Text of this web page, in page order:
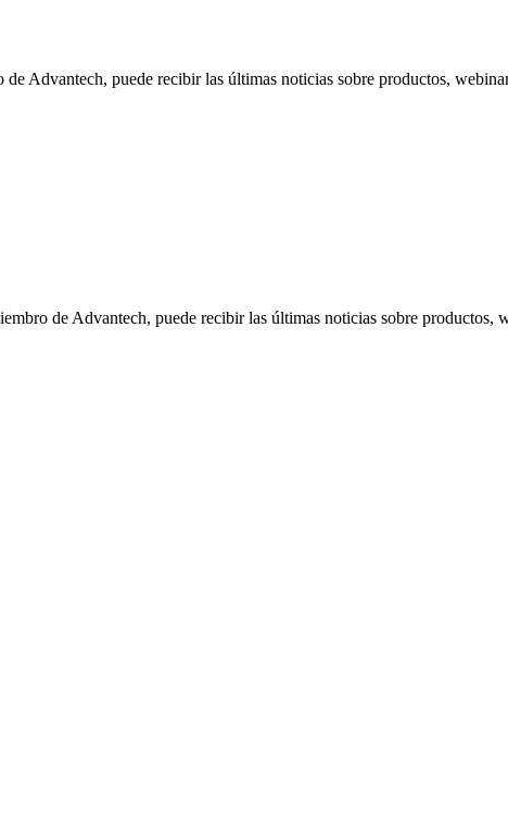
Advantech, puede recibir las últimas noticias sobre productos,
de Advantech, puede recibir las últimas noticias sobre productos,